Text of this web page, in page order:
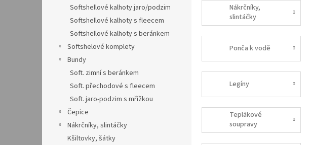
Softshellové kalhoty jaro/podzim
Softshellové kalhoty s fleecem
Softshellové kalhoty s beránkem
Softshelové komplety
Bundy
Soft. zimní s beránkem
Soft. přechodové s fleecem
Soft. jaro-podzim s mřížkou
Čepice
Nákrčníky, slintáčky
Kšiltovky, šátky
Nákrčníky,
slintáčky
Ponča k vodě
Legíny
Teplákové
soupravy